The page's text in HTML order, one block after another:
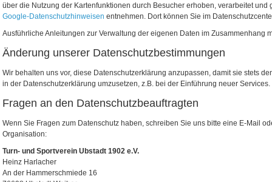
über die Nutzung der Kartenfunktionen durch Besucher erhoben, verarbeitet
Google-Datenschutzhinweisen entnehmen. Dort können Sie im
Ausführliche Anleitungen zur Verwaltung der eigenen Daten im Zusammenhang
Änderung unserer Datenschutzbestimmungen
Wir behalten uns vor, diese Datenschutzerklärung anzupassen, damit sie stets
in der Datenschutzerklärung umzusetzen, z.B. bei der Einführung neuer
Fragen an den Datenschutzbeauftragten
Wenn Sie Fragen zum Datenschutz haben, schreiben Sie uns bitte eine E-Mail
Organisation:
Turn- und Sportverein Ubstadt 1902 e.V.
Heinz Harlacher
An der Hammerschmiede 16